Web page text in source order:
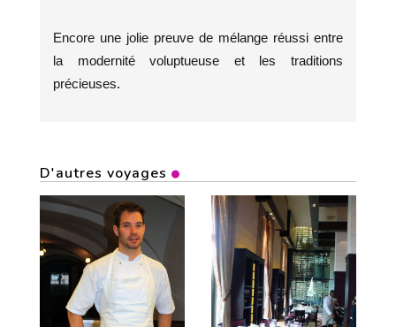
Encore une jolie preuve de mélange réussi entre
la modernité voluptueuse et les traditions
précieuses.
D'autres voyages